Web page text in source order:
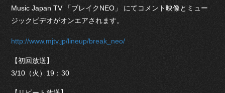
Music Japan TV 「ブレイクNEO」 にてコメント映像とミュー
ジックビデオがオンエアされます。
http://www.mjtv.jp/lineup/break_neo/
【初回放送】
3/10（火）19：30